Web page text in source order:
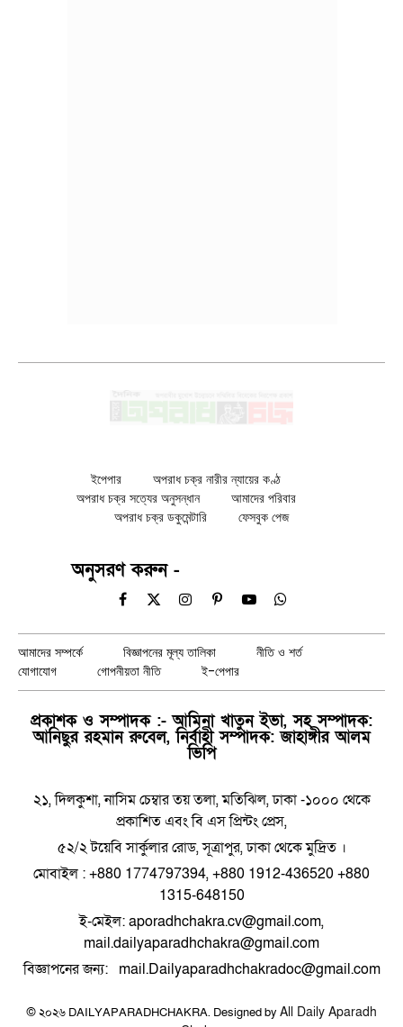
ইপেপার
অপরাধ চক্র নারীর ন্যায়ের কণ্ঠ
অপরাধ চক্র সত্যের অনুসন্ধান
আমাদের পরিবার
অপরাধ চক্র ডকুমেন্টারি
ফেসবুক পেজ
অনুসরণ করুন -
Facebook
X
InstagramPinterestYouTubeWhatsApp
আমাদের সম্পর্কে বিজ্ঞাপনের মূল্য তালিকা
নীতি ও শর্ত
যোগাযোগ
গোপনীয়তা নীতি ই-পেপার
প্রকাশক ও সম্পাদক :- আমিনা খাতুন ইভা, সহ সম্পাদক:
আনিছুর রহমান রুবেল, নির্বাহী সম্পাদক: জাহাঙ্গীর আলম
ভিপি
২১, দিলকুশা, নাসিম চেম্বার তয় তলা, মতিঝিল, ঢাকা -১০০০ থেকে
প্রকাশিত এবং বি এস প্রিন্টং প্রেস,
৫২/২ টয়েবি সার্কুলার রোড, সূত্রাপুর, ঢাকা থেকে মুদ্রিত ।
মোবাইল : +880 1774797394, +880 1912-436520 +880
1315-648150
ই-মেইল: aporadhchakra.cv@gmail.com,
mail.dailyaparadhchakra@gmail.com
বিজ্ঞাপনের জন্য: mail.Dailyaparadhchakradoc@gmail.com
© ২০২৬ DAILYAPARADHCHAKRA. Designed by All Daily Aparadh